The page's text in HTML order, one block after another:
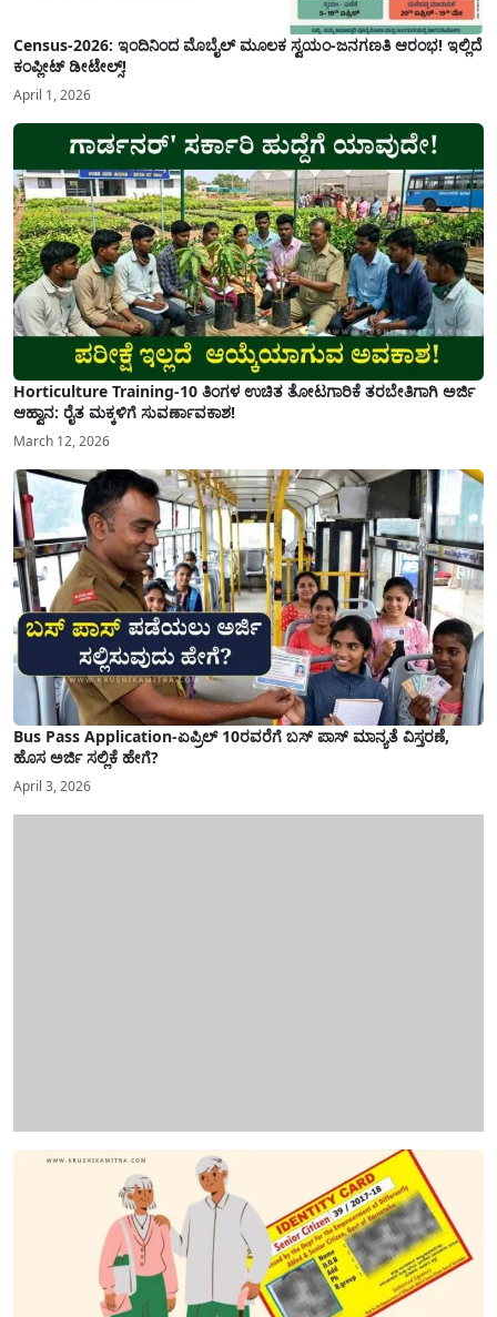
Census-2026: ಇಂದಿನಿಂದ ಮೊಬೈಲ್ ಮೂಲಕ ಸ್ವಯಂ-ಜನಗಣತಿ ಆರಂಭ! ಇಲ್ಲಿದೆ
ಕಂಪ್ಲೀಟ್ ಡೀಟೇಲ್ಸ್!
April 1, 2026
Horticulture Training-10 ತಿಂಗಳ ಉಚಿತ ತೋಟಗಾರಿಕೆ ತರಬೇತಿಗಾಗಿ ಅರ್ಜಿ
ಆಹ್ವಾನ: ರೈತ ಮಕ್ಕಳಿಗೆ ಸುವರ್ಣಾವಕಾಶ!
March 12, 2026
Bus Pass Application-ಏಪ್ರಿಲ್ 10ರವರೆಗೆ ಬಸ್ ಪಾಸ್ ಮಾನ್ಯತೆ ವಿಸ್ತರಣೆ,
ಹೊಸ ಅರ್ಜಿ ಸಲ್ಲಿಕೆ ಹೇಗೆ?
April 3, 2026